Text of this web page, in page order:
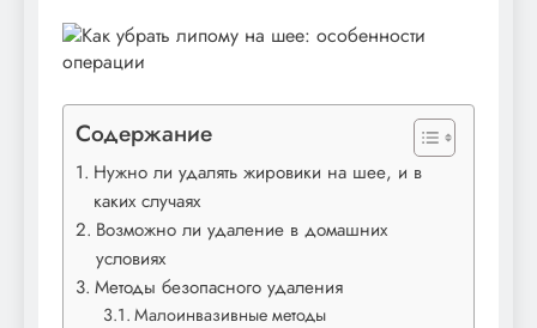
Содержание
Нужно ли удалять жировики на шее, и в
каких случаях
Возможно ли удаление в домашних
условиях
Методы безопасного удаления
Малоинвазивные методы